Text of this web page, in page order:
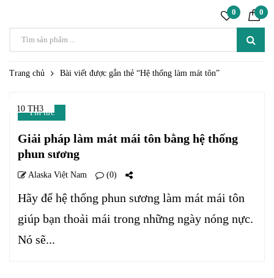
0 0
Trang chủ Bài viết được gắn thẻ “Hệ thống làm mát tôn”
10 TH3
Tin tức
Giải pháp làm mát mái tôn bằng hệ thống
phun sương
Alaska Việt Nam (0)
Hãy để hệ thống phun sương làm mát mái tôn
giúp bạn thoải mái trong những ngày nóng nực.
Nó sẽ...